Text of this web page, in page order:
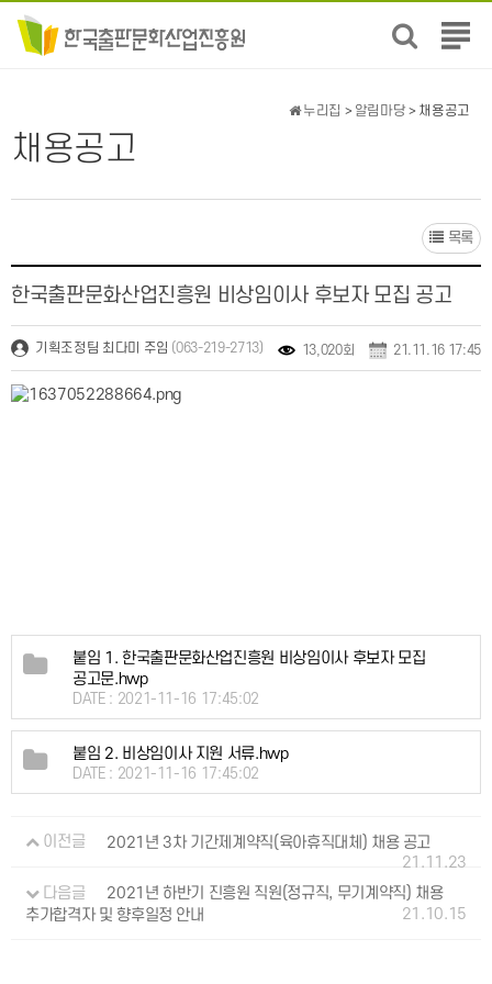
전
뉴
채용공고
누리집 > 알림마당 > 채용공고
목록
한국출판문화산업진흥원 비상임이사 후보자 모집 공고
기획조정팀 최다미 주임 (063-219-2713) 13,020회 21.11.16 17:45
붙임 1. 한국출판문화산업진흥원 비상임이사 후보자 모집
공고문.hwp
DATE : 2021-11-16 17:45:02
붙임 2. 비상임이사 지원 서류.hwp
DATE : 2021-11-16 17:45:02
이전글
2021년 3차 기간제계약직(육아휴직대체) 채용 공고
21.11.23
다음글
2021년 하반기 진흥원 직원(정규직, 무기계약직) 채용
추가합격자 및 향후일정 안내
21.10.15